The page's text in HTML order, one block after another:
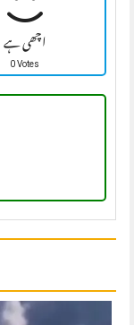
اچھی ہے
0 Votes